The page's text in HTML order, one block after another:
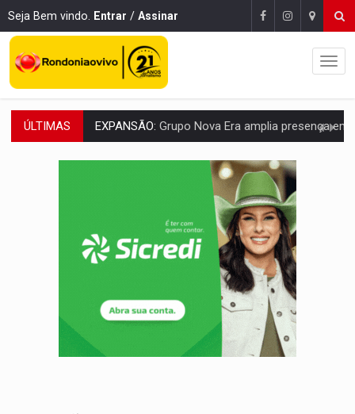
Seja Bem vindo. Entrar / Assinar
ÚLTIMAS ROTA GLOBAL:PCC amplia presença internacional e transforma Brasil em
CONEXÃO RONDONIAOVIVO:Museólogo Antônio Ocampo conduz a história de
EXTENSÃO DE DANOS:Ferroviários pedem ao Iphan recuperação de área
VARIANDO O CARDÁPIO: Veja essa receita de carne assada para o
PREJUÍZO AOS ESTUDANTES:Greve dos professores em PVH é
POSSESSÃO DE DEBORAH LOGAN:Terror mistura mistério e filmagens
TRANSPARÊNCIA: TCE reúne candidatos ao Governo e apresenta
ELAS DECIDEM: Mulheres são maioria e representam 52% do eleitorado de